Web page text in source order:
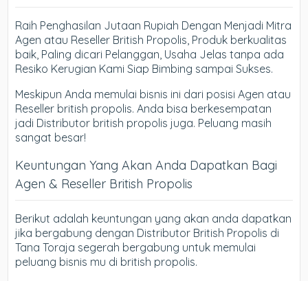
Raih Penghasilan Jutaan Rupiah Dengan Menjadi Mitra
Agen atau Reseller British Propolis, Produk berkualitas
baik, Paling dicari Pelanggan, Usaha Jelas tanpa ada
Resiko Kerugian Kami Siap Bimbing sampai Sukses.
Meskipun Anda memulai bisnis ini dari posisi Agen atau
Reseller british propolis. Anda bisa berkesempatan
jadi Distributor british propolis juga. Peluang masih
sangat besar!
Keuntungan Yang Akan Anda Dapatkan Bagi
Agen & Reseller British Propolis
Berikut adalah keuntungan yang akan anda dapatkan
jika bergabung dengan Distributor British Propolis di
Tana Toraja segerah bergabung untuk memulai
peluang bisnis mu di british propolis.